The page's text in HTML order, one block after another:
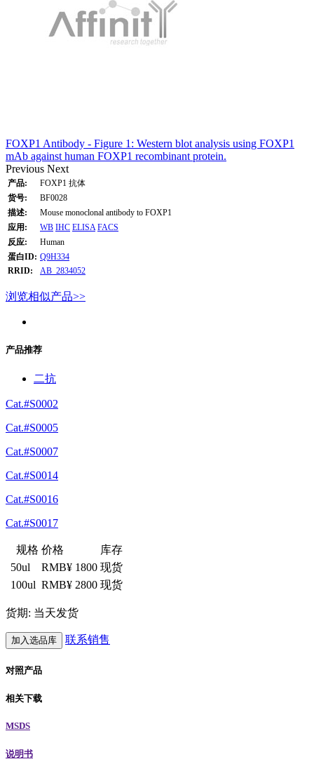
FOXP1 Antibody - Figure 1: Western blot analysis using FOXP1
mAb against human FOXP1 recombinant protein.
Previous Next
产品:
FOXP1 抗体
货号:
BF0028
描述:
Mouse monoclonal antibody to FOXP1
应用:
WB IHC ELISA FACS
反应:
Human
蛋白ID: Q9H334
RRID:
AB_2834052
浏览相似产品>>
产品推荐
二抗
Cat.#S0002
Cat.#S0005
Cat.#S0007
Cat.#S0014
Cat.#S0016
Cat.#S0017
规格 价格
库存
50ul
RMB¥ 1800 现货
100ul RMB¥ 2800 现货
货期: 当天发货
加入选品库 联系销售
对照产品
相关下载
MSDS
说明书